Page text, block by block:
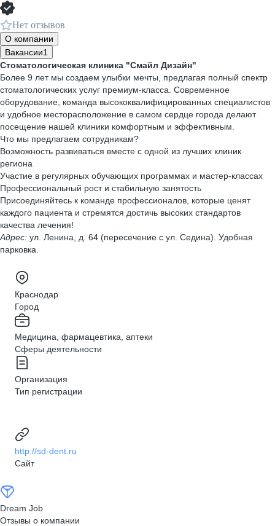
Нет отзывов
О компании
Вакансии1
Стоматологическая клиника "Смайл Дизайн"
Более 9 лет мы создаем улыбки мечты, предлагая полный спектр
стоматологических услуг премиум-класса. Современное
оборудование, команда высококвалифицированных специалистов
и удобное месторасположение в самом сердце города делают
посещение нашей клиники комфортным и эффективным.
Что мы предлагаем сотрудникам?
Возможность развиваться вместе с одной из лучших клиник
региона
Участие в регулярных обучающих программах и мастер-классах
Профессиональный рост и стабильную занятость
Присоединяйтесь к команде профессионалов, которые ценят
каждого пациента и стремятся достичь высоких стандартов
качества лечения!
Адрес: ул. Ленина, д. 64 (пересечение с ул. Седина). Удобная
парковка.
Краснодар
Город
Медицина, фармацевтика, аптеки
Сферы деятельности
Организация
Тип регистрации
http://sd-dent.ru
Сайт
Dream Job
Отзывы о компании